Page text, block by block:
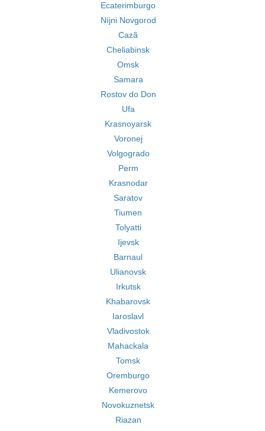
Ecaterimburgo
Níjni Novgorod
Cazã
Cheliabinsk
Omsk
Samara
Rostov do Don
Ufa
Krasnoyarsk
Voronej
Volgogrado
Perm
Krasnodar
Saratov
Tiumen
Tolyatti
Ijevsk
Barnaul
Ulianovsk
Irkutsk
Khabarovsk
Iaroslavl
Vladivostok
Mahackala
Tomsk
Oremburgo
Kemerovo
Novokuznetsk
Riazan